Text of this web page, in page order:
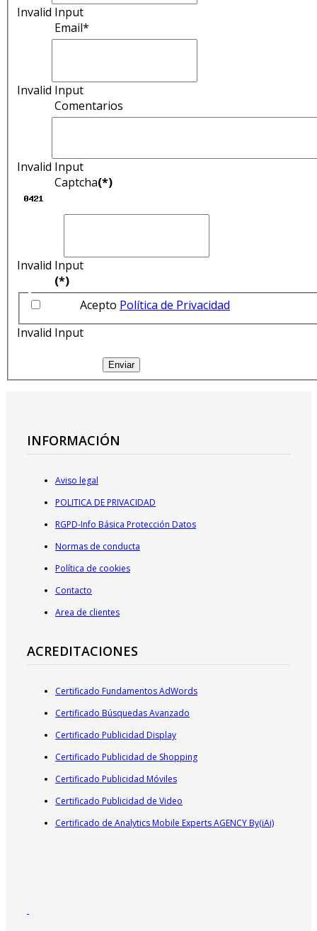
Invalid Input
Email*
Invalid Input
Comentarios
Invalid Input
Captcha(*)
Invalid Input
(*)
Acepto Política de Privacidad
Invalid Input
Enviar
INFORMACIÓN
Aviso legal
POLITICA DE PRIVACIDAD
RGPD-Info Básica Protección Datos
Normas de conducta
Política de cookies
Contacto
Area de clientes
ACREDITACIONES
Certificado Fundamentos AdWords
Certificado Búsquedas Avanzado
Certificado Publicidad Display
Certificado Publicidad de Shopping
Certificado Publicidad Móviles
Certificado Publicidad de Video
Certificado de Analytics Mobile Experts AGENCY By(iAi)